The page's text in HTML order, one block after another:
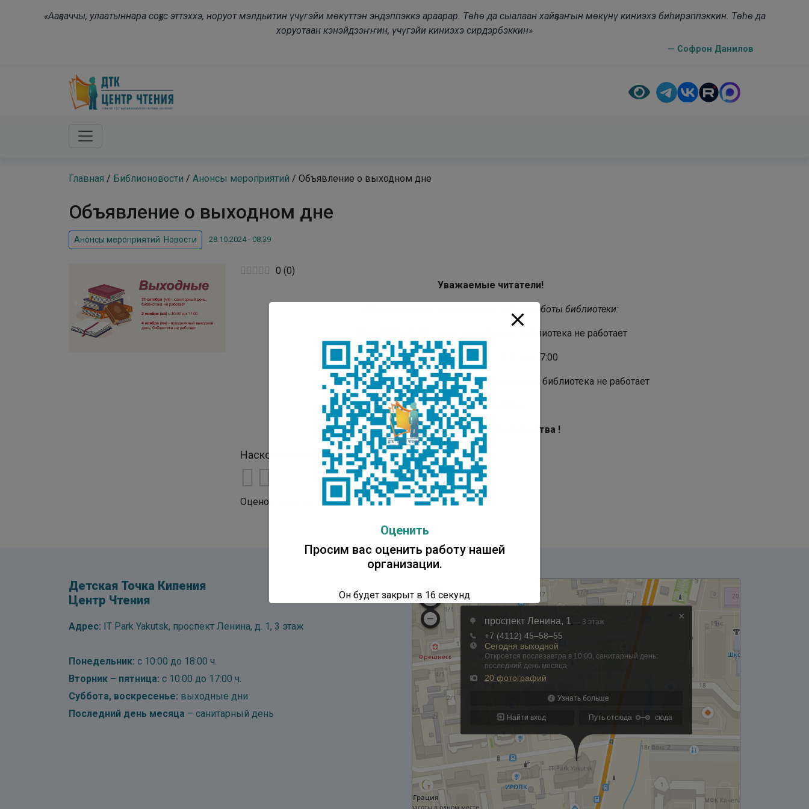
«Ааҕааччы, улаатыннара соҕус эттэххэ, норуот мэлдьитин үчүгэйи мөкүттэн эндэппэккэ араарар. Төһө да сыалаан хайҕааҥын мөкүнү киниэхэ биһирэппэккин. Төһө да
хоруотаан кэнэйдээҥҥин, үчүгэйи киниэхэ сирдэрбэккин»
— Софрон Данилов
Главная / Библионовости / Анонсы мероприятий / Объявление о выходном дне
Объявление о выходном дне
Анонсы мероприятий Новости 28.10.2024 - 08:39
0 (0)
Уважаемые читатели!
Обращаем Ваше внимание на график работы библиотеки:
– санитарный день, библиотека не работает
2 ноября (сб) с 10:00 до 17:00
4 ноября (пн)– праздничный выходной день, библиотека не работает
Поздравляем
с Днем народного единства !
Насколько вам понравилась публикация?
Оценок пока нет. Поставьте оценку первым.
Детская Точка Кипения
Центр Чтения
Адрес: IT Park Yakutsk, проспект Ленина, д. 1, 3 этаж
Понедельник: с 10:00 до 18:00 ч.
Вторник – пятница: с 10:00 до 17:00 ч.
Суббота, воскресенье: выходные дни
Последний день месяца – санитарный день
Оценить
Просим вас оценить работу нашей
организации.
Он будет закрыт в 16 секунд